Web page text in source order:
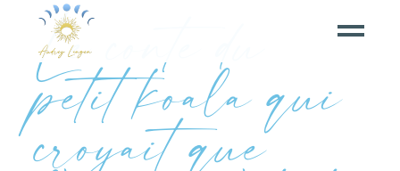
Le conte du
petit koala qui
croyait que